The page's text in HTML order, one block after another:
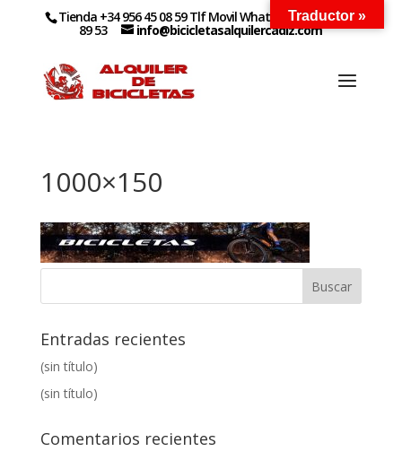
Tienda +34 956 45 08 59 Tlf Movil WhatsApp +34 627 14
89 53 info@bicicletasalquilercadiz.com
1000×150
Entradas recientes
(sin título)
(sin título)
Comentarios recientes
Traductor »